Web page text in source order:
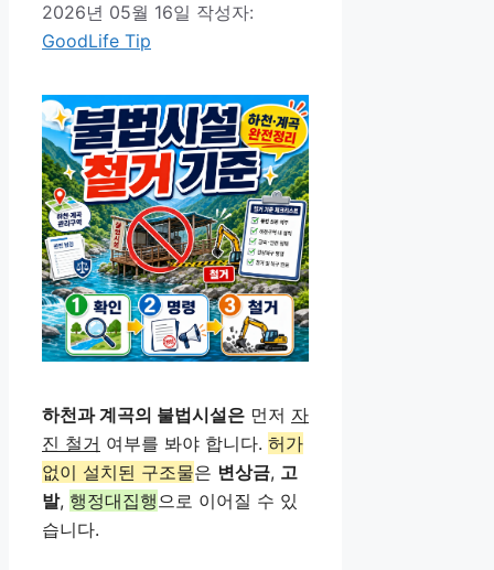
2026년 05월 16일 작성자:
GoodLife Tip
하천과 계곡의 불법시설은 먼저 자
진 철거 여부를 봐야 합니다. 허가
없이 설치된 구조물은 변상금, 고
발, 행정대집행으로 이어질 수 있
습니다.